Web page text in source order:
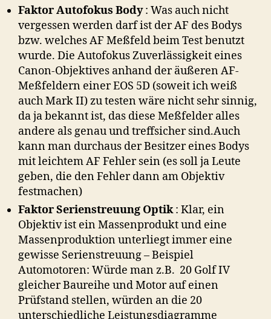
Faktor Autofokus Body: Was auch nicht
vergessen werden darf ist der AF des Bodys
bzw. welches AF Meßfeld beim Test benutzt
wurde. Die Autofokus Zuverlässigkeit eines
Canon-Objektives anhand der äußeren AF-
Meßfeldern einer EOS 5D (soweit ich weiß
auch Mark II) zu testen wäre nicht sehr sinnig,
da ja bekannt ist, das diese Meßfelder alles
andere als genau und treffsicher sind.Auch
kann man durchaus der Besitzer eines Bodys
mit leichtem AF Fehler sein (es soll ja Leute
geben, die den Fehler dann am Objektiv
festmachen)
Faktor Serienstreuung Optik: Klar, ein
Objektiv ist ein Massenprodukt und eine
Massenproduktion unterliegt immer eine
gewisse Serienstreuung – Beispiel
Automotoren: Würde man z.B. 20 Golf IV
gleicher Baureihe und Motor auf einen
Prüfstand stellen, würden an die 20
unterschiedliche Leistungsdiagramme